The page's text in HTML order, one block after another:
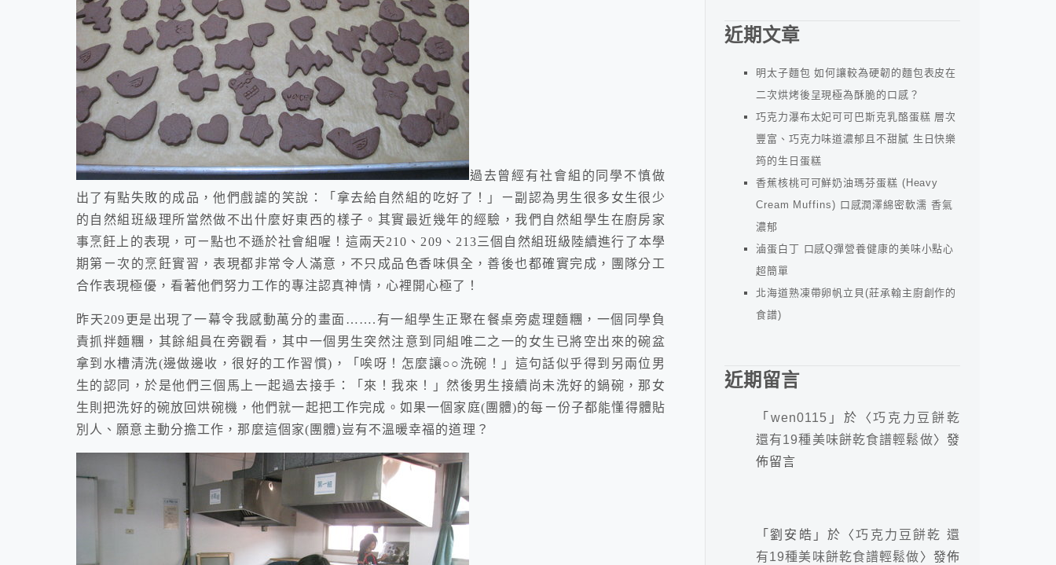
過去曾經有社會組的同學不慎做
出了有點失敗的成品，他們戲謔的笑說：「拿去給自然組的吃好了！」ㄧ副認為男生很多女生很少
的自然組班級理所當然做不出什麼好東西的樣子。其實最近幾年的經驗，我們自然組學生在廚房家
事烹飪上的表現，可ㄧ點也不遜於社會組喔！這兩天210、209、213三個自然組班級陸續進行了本學
期第ㄧ次的烹飪實習，表現都非常令人滿意，不只成品色香味俱全，善後也都確實完成，團隊分工
合作表現極優，看著他們努力工作的專注認真神情，心裡開心極了！
昨天209更是出現了一幕令我感動萬分的畫面…….有一組學生正聚在餐桌旁處理麵糰，一個同學負
責抓拌麵糰，其餘組員在旁觀看，其中一個男生突然注意到同組唯二之一的女生已將空出來的碗盆
拿到水槽清洗(邊做邊收，很好的工作習慣)，「唉呀！怎麼讓○○洗碗！」這句話似乎得到另兩位男
生的認同，於是他們三個馬上一起過去接手：「來！我來！」然後男生接續尚未洗好的鍋碗，那女
生則把洗好的碗放回烘碗機，他們就一起把工作完成。如果一個家庭(團體)的每ㄧ份子都能懂得體貼
別人、願意主動分擔工作，那麼這個家(團體)豈有不溫暖幸福的道理？
近期文章
明太子麵包 如何讓較為硬韌的麵包表皮在
二次烘烤後呈現極為酥脆的口感？
巧克力瀑布太妃可可巴斯克乳酪蛋糕 層次
豐富、巧克力味道濃郁且不甜膩 生日快樂
筠的生日蛋糕
香蕉核桃可可鮮奶油瑪芬蛋糕 (Heavy
Cream Muffins) 口感潤澤綿密軟濡 香氣
濃郁
滷蛋白丁 口感Q彈營養健康的美味小點心
超簡單
北海道熟凍帶卵帆立貝(莊承翰主廚創作的
食譜)
近期留言
「 wen0115 」於〈巧克力豆餅乾
還有19種美味餅乾食譜輕鬆做〉發
佈留言
「劉安皓 」於〈巧克力豆餅乾 還
有19種美味餅乾食譜輕鬆做〉發佈